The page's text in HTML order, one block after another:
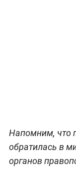
Напомним, что
обратилась в
органов